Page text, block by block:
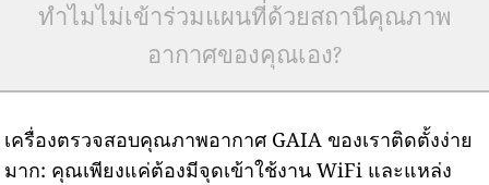
ทำไมไม่เข้าร่วมแผนที่ด้วยสถานีคุณภาพ
อากาศของคุณเอง?
เครื่องตรวจสอบคุณภาพอากาศ GAIA ของเราติดตั้งง่าย
มาก: คุณเพียงแค่ต้องมีจุดเข้าใช้งาน WiFi และแหล่ง